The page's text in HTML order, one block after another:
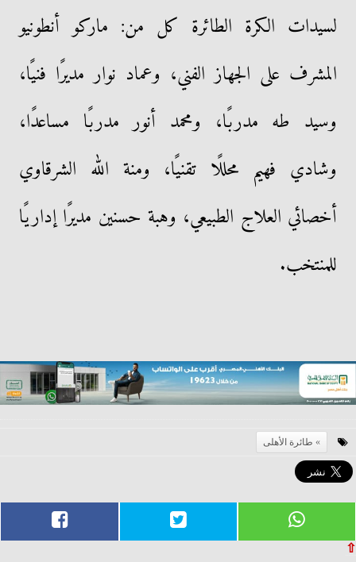
لسيدات الكرة الطائرة كل من: ماركو أنطونيو
المشرف على الجهاز الفني، وعماد نوار مديرًا فنيًا،
وسيد طه مدربًا، ومحمد أنور مدربًا مساعدًا،
وشادي فهيم محللًا تقنيًا، ومنة الله الشرقاوي
أخصائي العلاج الطبيعي، وهبة حسنين مديرًا إداريًا
للمنتخب.
طائرة الأهلى
⇧